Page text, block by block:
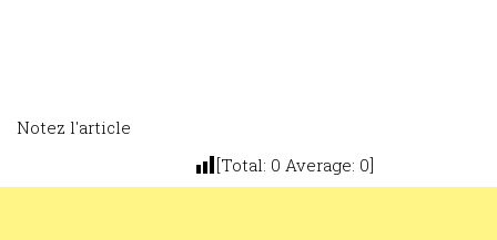
Notez l'article
[Total: 0 Average: 0]